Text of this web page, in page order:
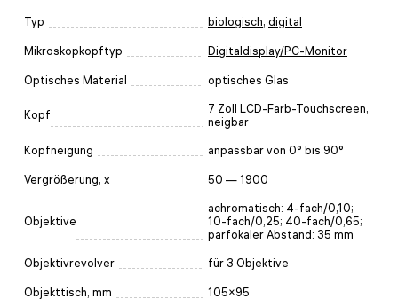
Typ biologisch, digital
Mikroskopkopftyp Digitaldisplay/PC-Monitor
Optisches Material optisches Glas
Kopf
7 Zoll LCD-Farb-Touchscreen,
neigbar
Kopfneigung anpassbar von 0° bis 90°
Vergrößerung, x 50 — 1900
Objektive
achromatisch: 4-fach/0,10;
10-fach/0,25; 40-fach/0,65;
parfokaler Abstand: 35 mm
Objektivrevolver für 3 Objektive
Objekttisch, mm 105×95